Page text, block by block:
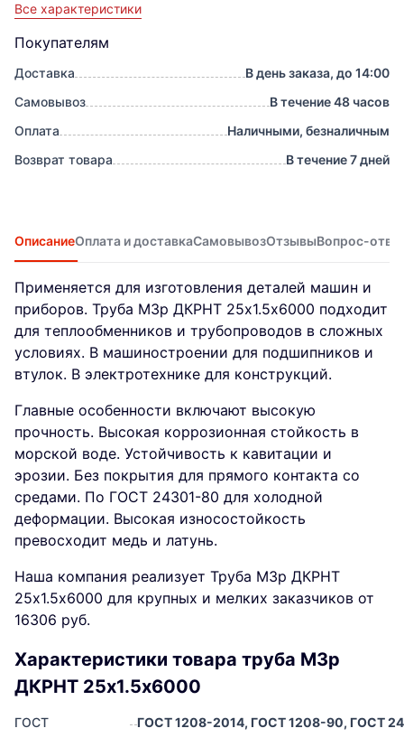
Все характеристики
Покупателям
Доставка
В день заказа, до 14:00
Самовывоз
В течение 48 часов
Оплата
Наличными, безналичным
Возврат товара
В течение 7 дней
ОписаниеОплата и доставкаСамовывозОтзывыВопрос-
Применяется для изготовления деталей машин и
приборов. Труба М3р ДКРНТ 25х1.5х6000 подходит
для теплообменников и трубопроводов в сложных
условиях. В машиностроении для подшипников и
втулок. В электротехнике для конструкций.
Главные особенности включают высокую
прочность. Высокая коррозионная стойкость в
морской воде. Устойчивость к кавитации и
эрозии. Без покрытия для прямого контакта со
средами. По ГОСТ 24301-80 для холодной
деформации. Высокая износостойкость
превосходит медь и латунь.
Наша компания реализует Труба М3р ДКРНТ
25х1.5х6000 для крупных и мелких заказчиков от
16306 руб.
Характеристики товара труба М3р
ДКРНТ 25х1.5х6000
ГОСТ ГОСТ 1208-2014, ГОСТ 1208-90, ГОСТ